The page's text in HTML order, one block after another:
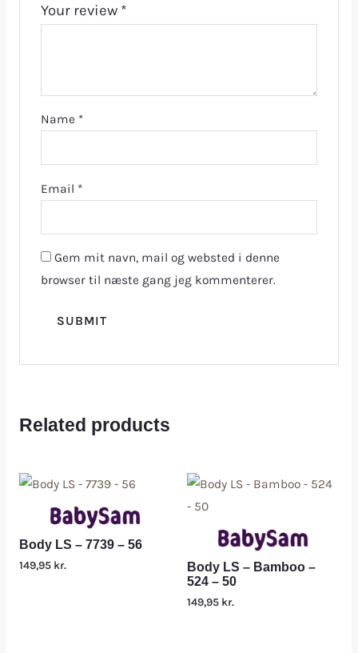
Your review *
Name *
Email *
Gem mit navn, mail og websted i denne
browser til næste gang jeg kommenterer.
Related products
Body LS – 7739 – 56
149,95 kr.
Body LS – Bamboo –
524 – 50
149,95 kr.